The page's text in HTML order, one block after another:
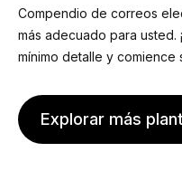
Compendio de correos
más adecuado para usted.
mínimo detalle y comience
Explorar más